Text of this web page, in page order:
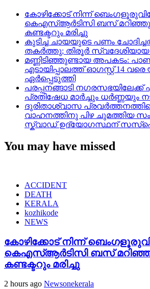
കോഴിക്കോട് നിന്ന്
കെഎസ്ആർടിസി ബസ്
കണ്ടക്ടറും മരിച്ചു
കുടിച്ച ചായയുടെ പണം
തകർത്തു; തിരൂർ സ്വദേശിയായ
മണ്ണിടിഞ്ഞുണ്ടായ അപകടം:
എടായിപ്പാലത്ത് ഓഗസ്റ്റ് 14
ഏര്‍പ്പെടുത്തി
പരപ്പനങ്ങാടി
പ്രതിഷേധ മാർച്ചും ധർണ്ണയും
ദുരിതാശ്വാസ
വാഹനത്തിനു പിഴ ചുമത്തിയ
സ്ക്വാഡ് ഉദ്യോഗസ്ഥന്
You may have missed
ACCIDENT
DEATH
KERALA
kozhikode
NEWS
കോഴിക്കോട് നിന്ന്
കെഎസ്ആർടിസി ബസ്
കണ്ടക്ടറും മരിച്ചു
2 hours ago Newsonekerala